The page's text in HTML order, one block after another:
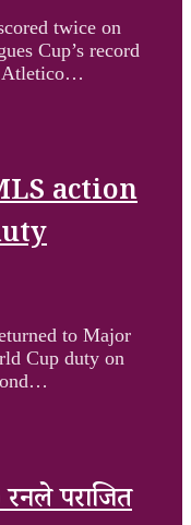
twice on
Cup’s record
Atletico…
action
to Major
Cup duty on
पराजित